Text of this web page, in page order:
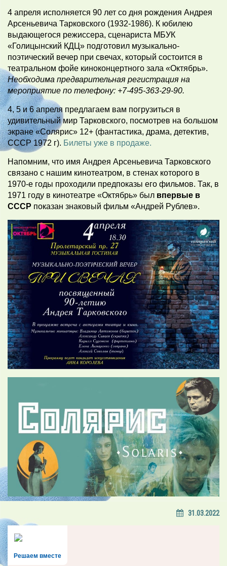
4 апреля исполняется 90 лет со дня рождения Андрея
Арсеньевича Тарковского (1932-1986). К юбилею
выдающегося режиссера, сценариста МБУК
«Голицынский КДЦ» подготовил музыкально-
поэтический вечер при свечах, который состоится в
театральном фойе киноконцертного зала «Октябрь».
Необходима предварительная регистрация на
мероприятие по телефону: +7-495-363-29-90.
4, 5 и 6 апреля предлагаем вам погрузиться в
удивительный мир Тарковского, посмотрев на большом
экране «Солярис» 12+ (фантастика, драма, детектив,
СССР 1972 г). Билеты уже в продаже.
Напомним, что имя Андрея Арсеньевича Тарковского
связано с нашим кинотеатром, в стенах которого в
1970-е годы проходили предпоказы его фильмов. Так, в
1971 году в кинотеатре «Октябрь» был впервые в
СССР показан знаковый фильм «Андрей Рублев».
31.03.2022
Решаем вместе